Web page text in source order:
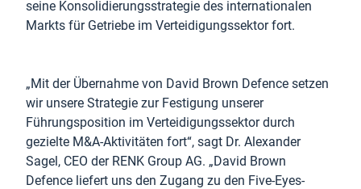
seine Konsolidierungsstrategie des internationalen
Markts für Getriebe im Verteidigungssektor fort.
„Mit der Übernahme von David Brown Defence setzen
wir unsere Strategie zur Festigung unserer
Führungsposition im Verteidigungssektor durch
gezielte M&A-Aktivitäten fort“, sagt Dr. Alexander
Sagel, CEO der RENK Group AG. „David Brown
Defence liefert uns den Zugang zu den Five-Eyes-